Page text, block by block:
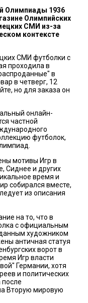
Олимпиады 1936
Олимпийских
СМИ из-за
контексте
СМИ футболки с
проходилав
в
в четверг, 12
но для заказа он
онлайн-
частной
футболок,
мотивы Игр в
Сиднее и других
время и
собирался вместе,
из описания
на то, что в
с официальным
художником
античная статуя
ворот в
Игр власти
Германии, хотя
и политических
Вторую мировую